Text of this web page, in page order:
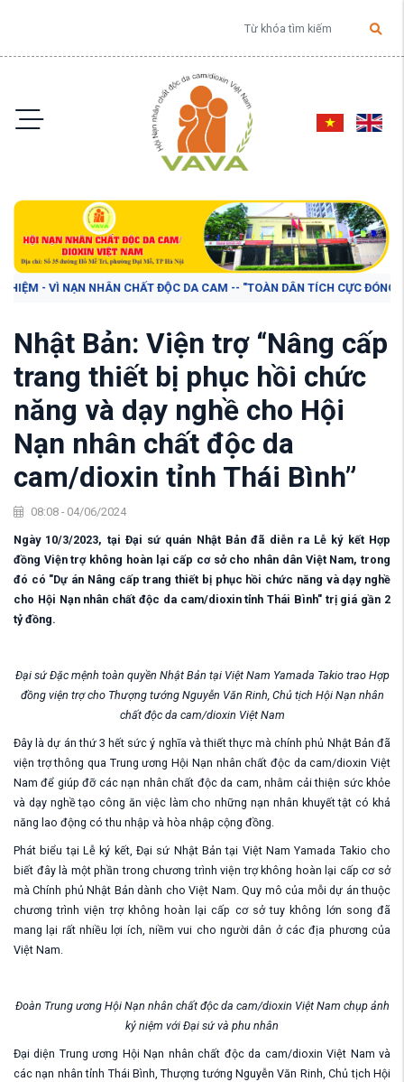
- VÌ NẠN NHÂN CHẤT ĐỘC DA CAM -- "TOÀN DÂN TÍCH CỰC ĐÓNG
Nhật Bản: Viện trợ “Nâng cấp
trang thiết bị phục hồi chức
năng và dạy nghề cho Hội
Nạn nhân chất độc da
cam/dioxin tỉnh Thái Bình”
08:08 - 04/06/2024
Ngày 10/3/2023, tại Đại sứ quán Nhật Bản đã diễn ra Lễ ký kết Hợp
đồng Viện trợ không hoàn lại cấp cơ sở cho nhân dân Việt Nam, trong
đó có "Dự án Nâng cấp trang thiết bị phục hồi chức năng và dạy nghề
cho Hội Nạn nhân chất độc da cam/dioxin tỉnh Thái Bình" trị giá gần 2
tỷ đồng.
Đại sứ Đặc mệnh toàn quyền Nhật Bản tại Việt Nam Yamada Takio trao Hợp
đồng viện trợ cho Thượng tướng Nguyễn Văn Rinh, Chủ tịch Hội Nạn nhân
chất độc da cam/dioxin Việt Nam
Đây là dự án thứ 3 hết sức ý nghĩa và thiết thực mà chính phủ Nhật Bản đã
viện trợ thông qua Trung ương Hội Nạn nhân chất độc da cam/dioxin Việt
Nam để giúp đỡ các nạn nhân chất độc da cam, nhằm cải thiện sức khỏe
và dạy nghề tạo công ăn việc làm cho những nạn nhân khuyết tật có khả
năng lao động có thu nhập và hòa nhập cộng đồng.
Phát biểu tại Lễ ký kết, Đại sứ Nhật Bản tại Việt Nam Yamada Takio cho
biết đây là một phần trong chương trình viện trợ không hoàn lại cấp cơ sở
mà Chính phủ Nhật Bản dành cho Việt Nam. Quy mô của mỗi dự án thuộc
chương trình viện trợ không hoàn lại cấp cơ sở tuy không lớn song đã
mang lại rất nhiều lợi ích, niềm vui cho người dân ở các địa phương của
Việt Nam.
Đoàn Trung ương Hội Nạn nhân chất độc da cam/dioxin Việt Nam chụp ảnh
kỷ niệm với Đại sứ và phu nhân
Đại diện Trung ương Hội Nạn nhân chất độc da cam/dioxin Việt Nam và
các nạn nhân tỉnh Thái Bình, Thượng tướng Nguyễn Văn Rinh, Chủ tịch Hội